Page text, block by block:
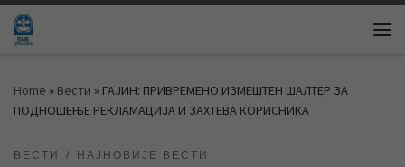
Skip to content
Home » Вести » ГАЈИН: ПРИВРЕМЕНО ИЗМЕШТЕН ШАЛТЕР ЗА
ПОДНОШЕЊЕ РЕКЛАМАЦИЈА И ЗАХТЕВА КОРИСНИКА
ВЕСТИ НАЈНОВИЈЕ ВЕСТИ